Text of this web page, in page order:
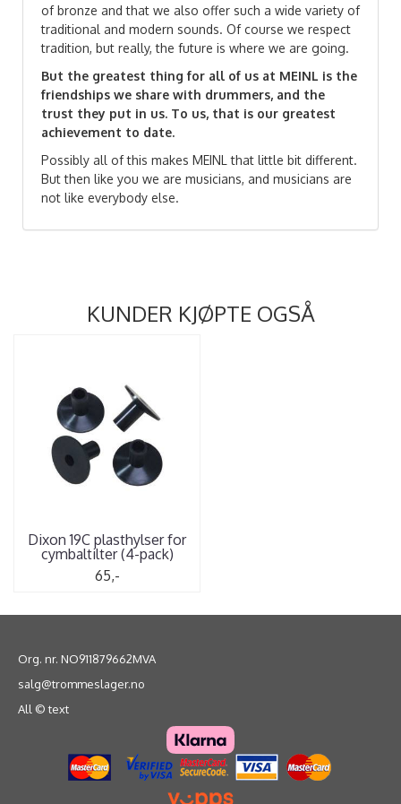
of bronze and that we also offer such a wide variety of
traditional and modern sounds. Of course we respect
tradition, but really, the future is where we are going.
But the greatest thing for all of us at MEINL is the
friendships we share with drummers, and the
trust they put in us. To us, that is our greatest
achievement to date.
Possibly all of this makes MEINL that little bit different.
But then like you we are musicians, and musicians are
not like everybody else.
KUNDER KJØPTE OGSÅ
Dixon 19C plasthylser for
cymbaltilter (4-pack)
65,-
Org. nr. NO911879662MVA
salg@trommeslager.no
All © text